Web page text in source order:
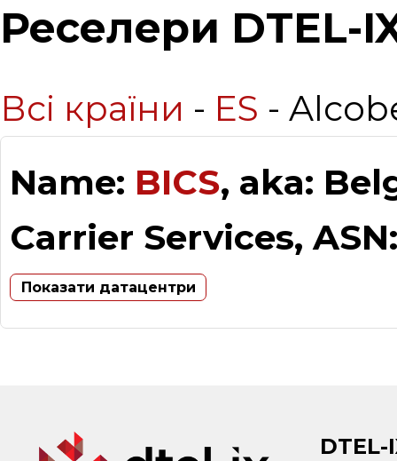
Реселери DTEL-
Всі країни - ES -
Name: BICS, aka:
Carrier Services,
Показати датацентри
DTEL-